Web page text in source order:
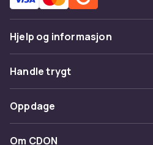
tilbehør som lar deg spille
du er en Nintendo-
fan eller en Xbox-fan, har
for å gjøre
Ta kontroll over eventyret
spennende spillreisen i dag!
Hjelp og informasjon
Vanlige spørsmål
Spor pakke
Angre & returner her
Kontakt oss
Handle trygt
Betaling
Levering
Oppdage
Kategorier
Om CDON